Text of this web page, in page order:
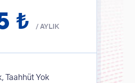
₺ /AYLIK
Taahhüt Yok